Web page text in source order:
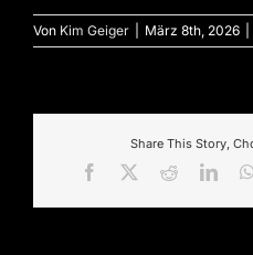
Von Kim Geiger März 8th, 2026
Share This Story,
Facebook Reddit